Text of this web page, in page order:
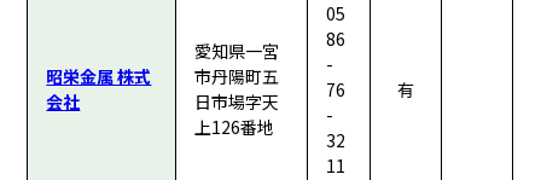
昭栄金属 株式
会社
愛知県一宮
市丹陽町五
日市場字天
上126番地
05
86
-
76
-
32
11
有